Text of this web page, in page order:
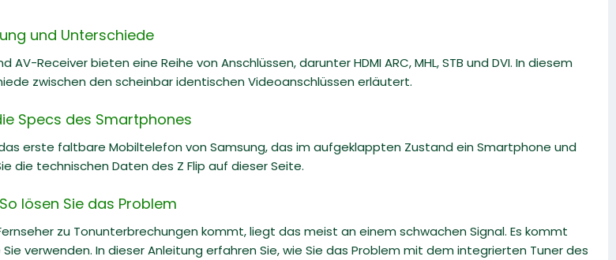
und Unterschiede
Receiver bieten eine Reihe von Anschlüssen, darunter HDMI ARC, MHL, STB und DVI. In diesem
zwischen den scheinbar identischen Videoanschlüssen erläutert.
Specs des Smartphones
das erste faltbare Mobiltelefon von Samsung, das im aufgeklappten Zustand ein Smartphone und
die technischen Daten des Z Flip auf dieser Seite.
lösen Sie das Problem
zu Tonunterbrechungen kommt, liegt das meist an einem schwachen Signal. Es kommt
verwenden. In dieser Anleitung erfahren Sie, wie Sie das Problem mit dem integrierten Tuner des